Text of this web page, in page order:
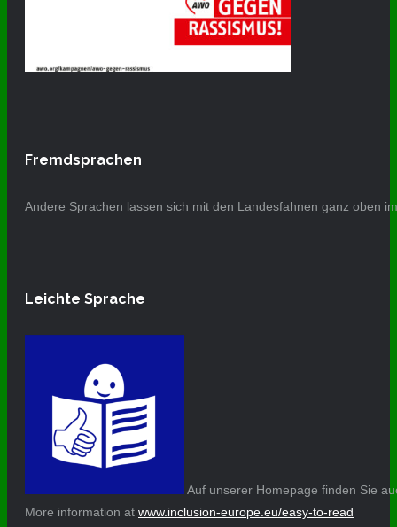
Fremdsprachen
Andere Sprachen lassen sich mit den Landesfahnen ganz oben
Leichte Sprache
Auf unserer Homepage finden Sie
More information at www.inclusion-europe.eu/easy-to-read